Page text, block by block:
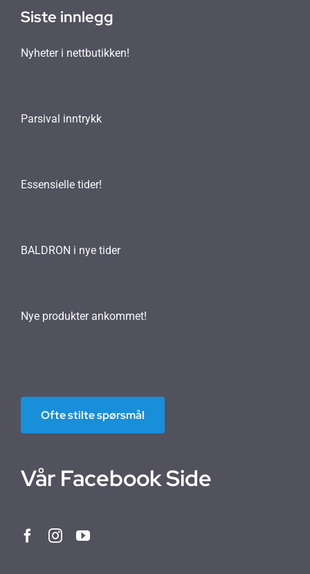
Siste innlegg
Nyheter i nettbutikken!
Parsival inntrykk
Essensielle tider!
BALDRON i nye tider
Nye produkter ankommet!
Ofte stilte spørsmål
Vår Facebook Side